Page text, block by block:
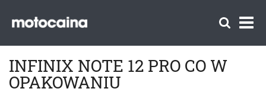
INFINIX NOTE 12 PRO CO W
OPAKOWANIU